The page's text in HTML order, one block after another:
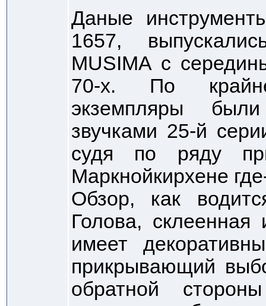
Даные
1657,
MUSIMA с
70-х. По
экземпляры
звучками 25-й
судя по ряду
Маркнойкирхене
Обзор, как
Голова,
имеет
прикрывающий
обратной